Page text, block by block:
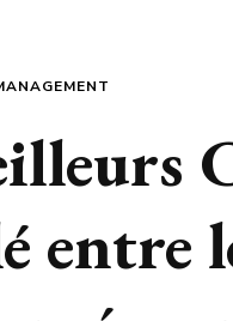
entre